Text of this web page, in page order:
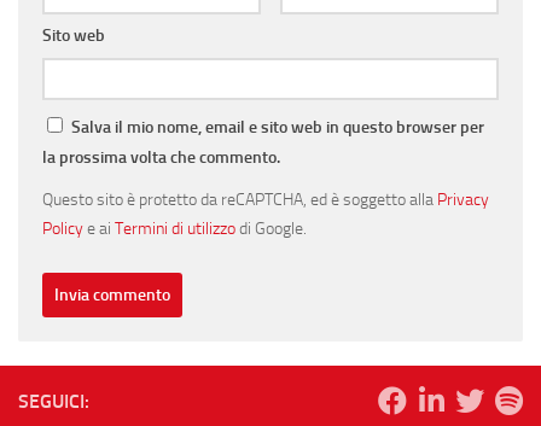
Sito web
Salva il mio nome, email e sito web in questo browser per
la prossima volta che commento.
Questo sito è protetto da reCAPTCHA, ed è soggetto alla Privacy
Policye ai Termini di utilizzodi Google.
SEGUICI: